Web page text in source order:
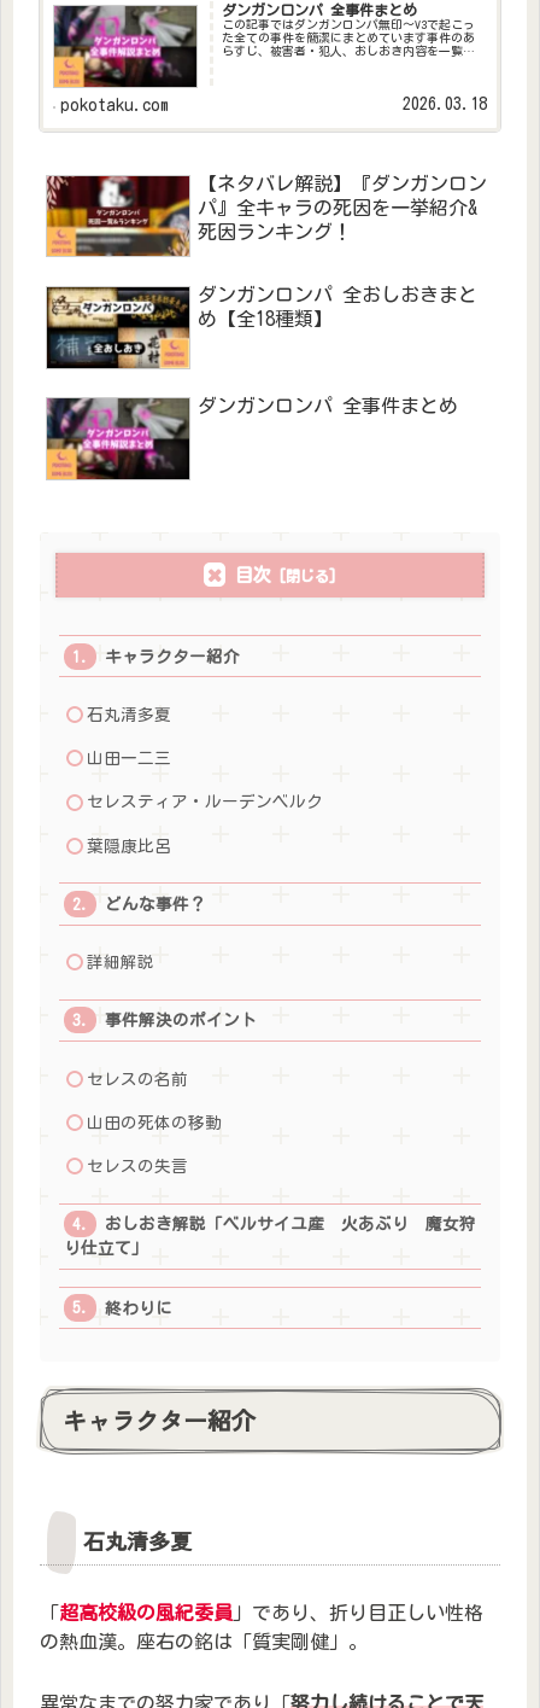
ダンガンロンパ 全事件まとめ
この記事ではダンガンロンパ無印～V3で起こっ
た全ての事件を簡潔にまとめています事件のあ
らすじ、被害者・犯人、おしおき内容を一覧と
pokotaku.com 2026.03.18
【ネタバレ解説】『ダンガンロン
パ』全キャラの死因を一挙紹介&
死因ランキング！
ダンガンロンパ 全おしおきまと
め【全18種類】
ダンガンロンパ 全事件まとめ
目次
キャラクター紹介
石丸清多夏
山田一二三
セレスティア・ルーデンベルク
葉隠康比呂
どんな事件？
詳細解説
事件解決のポイント
セレスの名前
山田の死体の移動
セレスの失言
おしおき解説「ベルサイユ産 火あぶり 魔女狩
り仕立て」
終わりに
キャラクター紹介
石丸清多夏
「超高校級の風紀委員 」であり、折り目正しい性格
の熱血漢。座右の銘は「質実剛健」。
異常なまでの努力家であり「努力し続けることで天